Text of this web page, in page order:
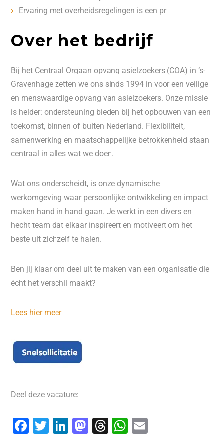
Ervaring met overheidsregelingen is een pr
Over het bedrijf
Bij het Centraal Orgaan opvang asielzoekers (COA) in ‘s-
Gravenhage zetten we ons sinds 1994 in voor een veilige
en menswaardige opvang van asielzoekers. Onze missie
is helder: ondersteuning bieden bij het opbouwen van een
toekomst, binnen of buiten Nederland. Flexibiliteit,
samenwerking en maatschappelijke betrokkenheid staan
centraal in alles wat we doen.
Wat ons onderscheidt, is onze dynamische
werkomgeving waar persoonlijke ontwikkeling en impact
maken hand in hand gaan. Je werkt in een divers en
hecht team dat elkaar inspireert en motiveert om het
beste uit zichzelf te halen.
Ben jij klaar om deel uit te maken van een organisatie die
écht het verschil maakt?
Lees hier meer
Deel deze vacature:
F
T
Li M T
W